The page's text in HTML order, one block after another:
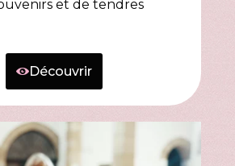
et de tendres
Découvrir